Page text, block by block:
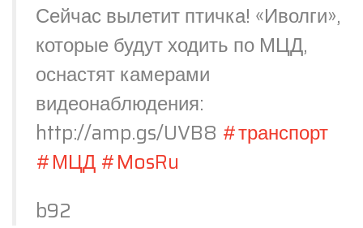
Сейчас вылетит птичка! «Иволги»,
которые будут ходить по МЦД,
оснастят камерами
видеонаблюдения:
http://amp.gs/UVB8 #транспорт
#МЦД #MosRu
b92